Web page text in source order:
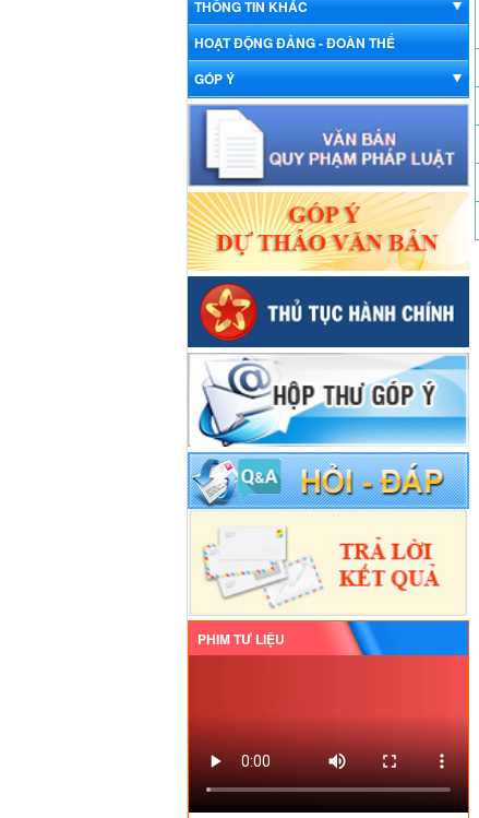
THÔNG TIN KHÁC
HOẠT ĐỘNG ĐẢNG - ĐOÀN THỂ
GÓP Ý
PHIM TƯ LIỆU